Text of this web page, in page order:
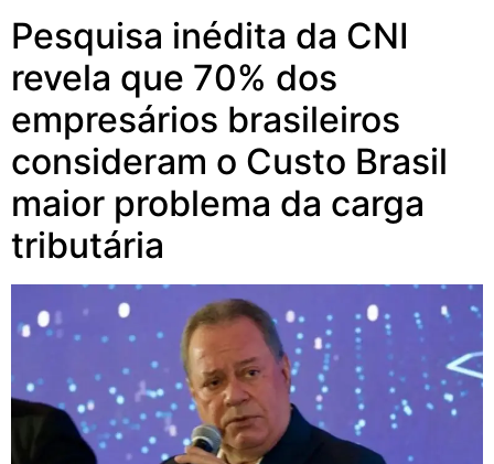
Pesquisa inédita da CNI
revela que 70% dos
empresários brasileiros
consideram o Custo Brasil
maior problema da carga
tributária